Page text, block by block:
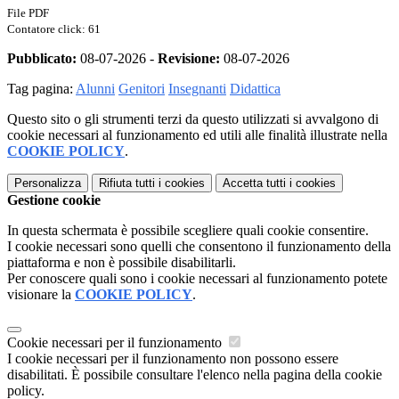
File PDF
Contatore click: 61
Pubblicato: 08-07-2026 - Revisione: 08-07-2026
Tag pagina: Alunni Genitori Insegnanti Didattica
Questo sito o gli strumenti terzi da questo utilizzati si avvalgono di
cookie necessari al funzionamento ed utili alle finalità illustrate nella
COOKIE POLICY.
Personalizza Rifiuta tutti i cookies Accetta tutti i cookies
Gestione cookie
In questa schermata è possibile scegliere quali cookie consentire.
I cookie necessari sono quelli che consentono il funzionamento della
piattaforma e non è possibile disabilitarli.
Per conoscere quali sono i cookie necessari al funzionamento potete
visionare la COOKIE POLICY.
Cookie necessari per il funzionamento
I cookie necessari per il funzionamento non possono essere
disabilitati. È possibile consultare l'elenco nella pagina della cookie
policy.